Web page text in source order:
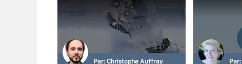
Par: Christophe Auffray Par: